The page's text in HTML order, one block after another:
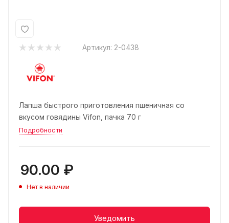
Артикул: 2-0438
Лапша быстрого приготовления пшеничная со
вкусом говядины Vifon, пачка 70 г
Подробности
90.00 ₽
Нет в наличии
Уведомить